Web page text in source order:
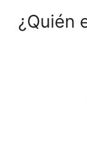
¿Quién